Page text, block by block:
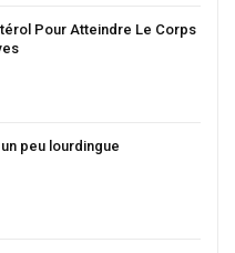
Pour Atteindre Le Corps
peu lourdingue